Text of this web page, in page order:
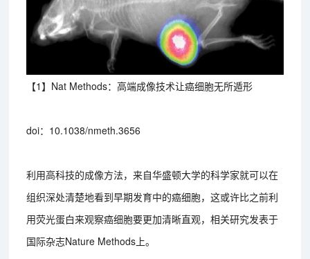
【1】Nat Methods：高端成像技术让癌细胞无所遁形
doi：10.1038/nmeth.3656
利用高科技的成像方法，来自华盛顿大学的科学家就可以在
组织深处清楚地看到早期发育中的癌细胞，这或许比之前利
用荧光蛋白来观察癌细胞要更加清晰直观，相关研究发表于
国际杂志Nature Methods上。